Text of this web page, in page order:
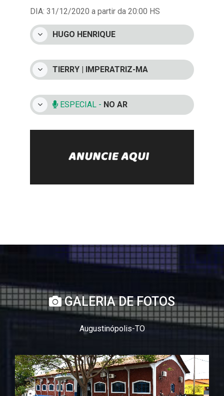
DIA: 31/12/2020 a partir da 20:00 HS
HUGO HENRIQUE
TIERRY | IMPERATRIZ-MA
ESPECIAL - NO AR
GALERIA DE FOTOS
Augustinópolis-TO